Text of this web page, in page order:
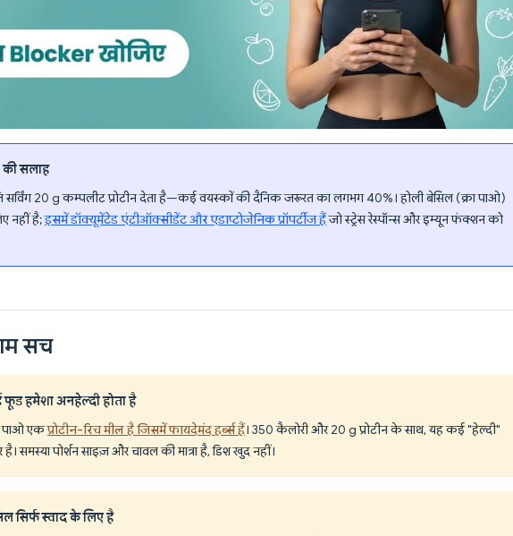
की सलाह
सर्विंग 20 g कम्पलीट प्रोटीन देता है—कई वयस्कों की दैनिक जरूरत का लगभग 40%। होली बेसिल (क्रा पाओ)
नहीं है;इसमें डॉक्यूमेंटेड एंटीऑक्सीडेंट और एडाप्टोजेनिक प्रॉपर्टीज हैंजो स्ट्रेस रेस्पॉन्स और इम्यून फंक्शन को
सच
हमेशा अनहेल्दी होता है
पाओ एकप्रोटीन-रिच मील है जिसमें फायदेमंद हर्ब्स हैं। 350 कैलोरी और 20 g प्रोटीन के साथ, यह कई "हेल्दी"
समस्या पोर्शन साइज़ और चावल की मात्रा है, डिश खुद नहीं।
सिर्फ स्वाद के लिए है